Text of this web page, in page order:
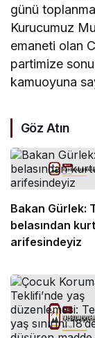
günü
Kurucumuz
emaneti olan
partimize
kamuoyuna
Göz Atın
Bakan Gürlek:
belasından
arifesindeyiz